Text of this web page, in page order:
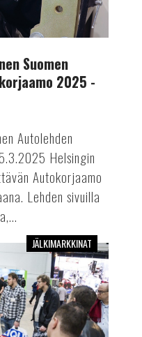
Suomen
2025 -
Autolehden
Helsingin
Autokorjaamo
Lehden sivuilla
JÄLKIMARKKINAT